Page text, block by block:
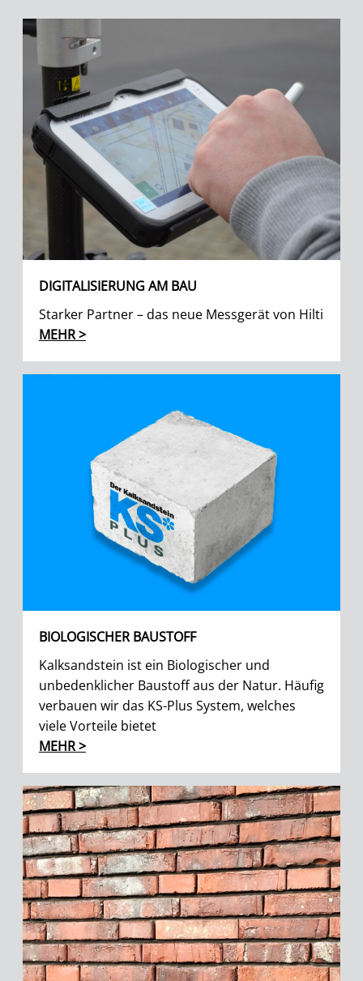
DIGITALISIERUNG AM BAU
Starker Partner – das neue Messgerät von Hilti
MEHR >
BIOLOGISCHER BAUSTOFF
Kalksandstein ist ein Biologischer und
unbedenklicher Baustoff aus der Natur. Häufig
verbauen wir das KS-Plus System, welches
viele Vorteile bietet
MEHR >